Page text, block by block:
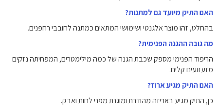
האם התיק מיועד גם למתנות?
בהחלט, זהו מוצר אלגנטי ושימושי המתאים כמתנה לחובבי רחפנים.
מה גובה ההגנה הפנימית?
הריפוד הפנימי מספק שכבת הגנה של כמה מילימטרים, המפחיתה נזקים
מזעזועים קלים.
האם התיק מגיע ארוז?
כן, התיק מגיע באריזה מהודרת ומוגנת מפני לחות ואבק.